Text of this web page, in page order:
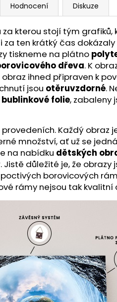
Hodnocení Diskuze
kterou stojí tým
i za ten krátký čas
tiskneme na plátno
dřeva. K
ihned připraven k
jsou otěruvzdorné.
bublinkové folie, zabaleny
Každý
množství, ať už se
na nabídku dětských
důležité je, že
borovicových
rámy nejsou tak